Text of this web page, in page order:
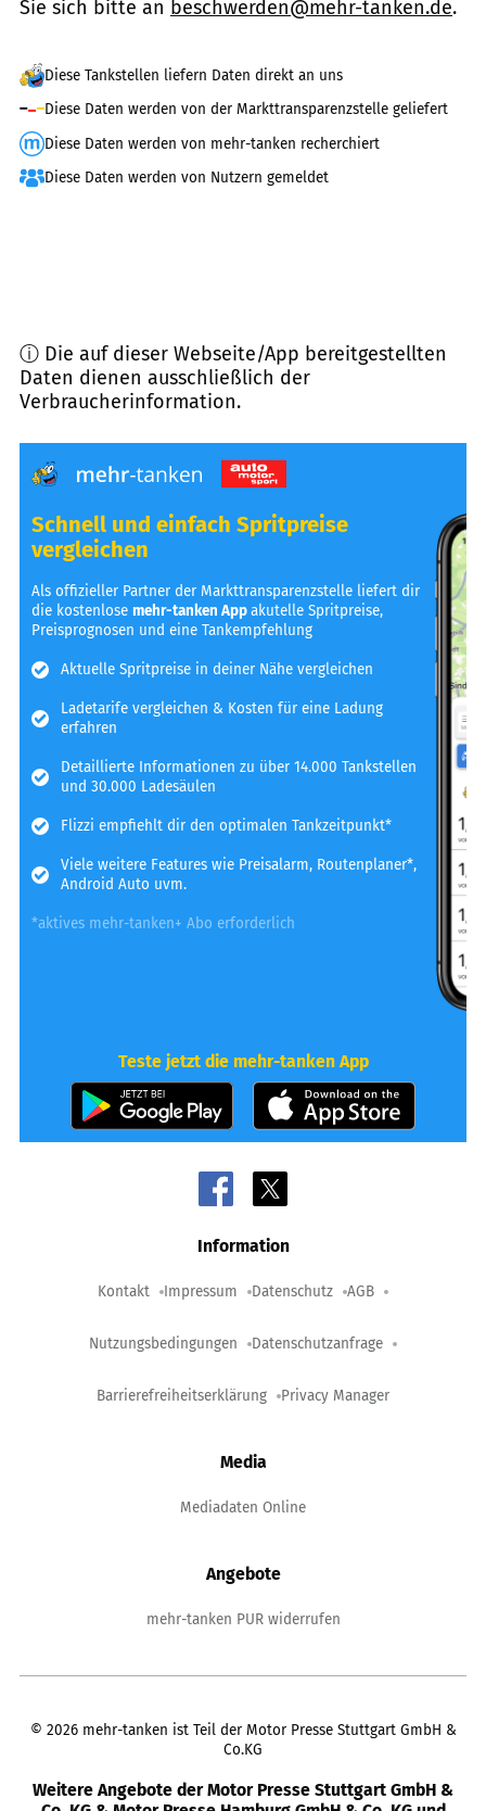
Sie sich bitte an beschwerden@mehr-tanken.de.
Diese Tankstellen liefern Daten direkt an uns
Diese Daten werden von der Markttransparenzstelle geliefert
Diese Daten werden von mehr-tanken recherchiert
Diese Daten werden von Nutzern gemeldet
ⓘ Die auf dieser Webseite/App bereitgestellten
Daten dienen ausschließlich der
Verbraucherinformation.
Schnell und einfach Spritpreise
vergleichen
Als offizieller Partner der Markttransparenzstelle liefert dir
die kostenlosemehr-tanken Appakutelle Spritpreise,
Preisprognosen und eine Tankempfehlung
Aktuelle Spritpreise in deiner Nähe vergleichen
Ladetarife vergleichen & Kosten für eine Ladung
erfahren
Detaillierte Informationen zu über 14.000 Tankstellen
und 30.000 Ladesäulen
Flizzi empfiehlt dir den optimalen Tankzeitpunkt*
Viele weitere Features wie Preisalarm, Routenplaner*,
Android Auto uvm.
*aktives mehr-tanken+ Abo erforderlich
Teste jetzt die mehr-tanken App
Information
Kontakt Impressum Datenschutz AGB
Nutzungsbedingungen Datenschutzanfrage
Barrierefreiheitserklärung Privacy Manager
Media
Mediadaten Online
Angebote
mehr-tanken PUR widerrufen
© 2026 mehr-tanken ist Teil der Motor Presse Stuttgart GmbH &
Co.KG
Weitere Angebote der Motor Presse Stuttgart GmbH &